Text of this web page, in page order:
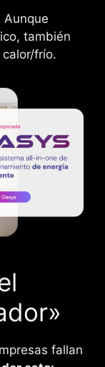
Aunque
también
frío.
fallan